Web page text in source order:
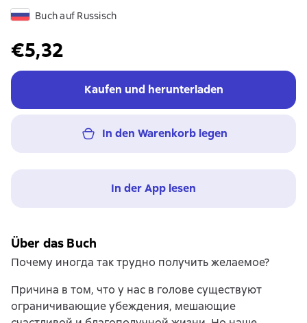
Buch auf Russisch
€5,32
Kaufen und herunterladen
In den Warenkorb legen
In der App lesen
Über das Buch
Почему иногда так трудно получить желаемое?
Причина в том, что у нас в голове существуют
ограничивающие убеждения, мешающие